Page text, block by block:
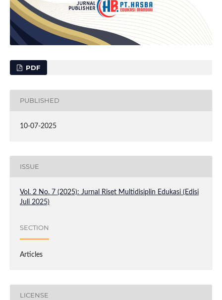
PDF
PUBLISHED
10-07-2025
ISSUE
Vol. 2 No. 7 (2025): Jurnal Riset Multidisiplin Edukasi (Edisi
Juli 2025)
SECTION
Articles
LICENSE